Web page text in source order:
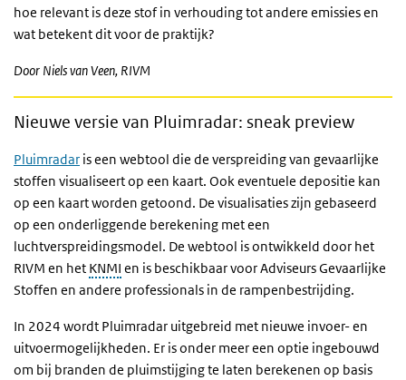
hoe relevant is deze stof in verhouding tot andere emissies en
wat betekent dit voor de praktijk?
Door Niels van Veen, RIVM
Nieuwe versie van Pluimradar: sneak preview
Pluimradar is een webtool die de verspreiding van gevaarlijke
stoffen visualiseert op een kaart. Ook eventuele depositie kan
op een kaart worden getoond. De visualisaties zijn gebaseerd
op een onderliggende berekening met een
luchtverspreidingsmodel. De webtool is ontwikkeld door het
RIVM en het KNMI en is beschikbaar voor Adviseurs Gevaarlijke
Stoffen en andere professionals in de rampenbestrijding.
In 2024 wordt Pluimradar uitgebreid met nieuwe invoer- en
uitvoermogelijkheden. Er is onder meer een optie ingebouwd
om bij branden de pluimstijging te laten berekenen op basis